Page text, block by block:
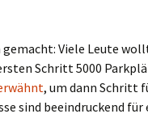
Viele Leute
Schritt 5000
, um dann Schritt
sind beeindruckend